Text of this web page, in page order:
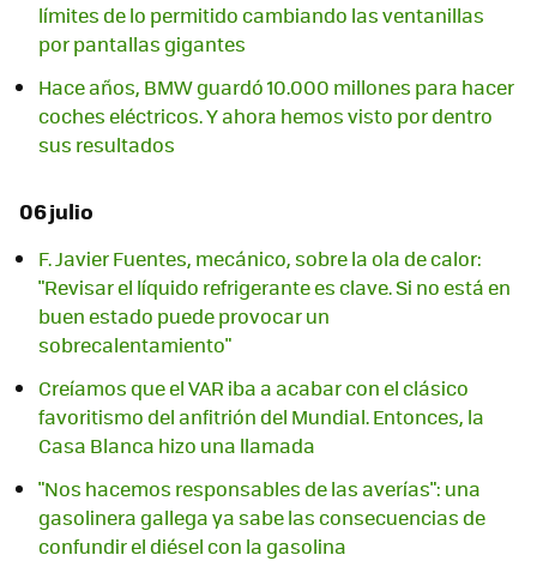
límites de lo permitido cambiando las ventanillas
por pantallas gigantes
Hace años, BMW guardó 10.000 millones para hacer
coches eléctricos. Y ahora hemos visto por dentro
sus resultados
06 julio
F. Javier Fuentes, mecánico, sobre la ola de calor:
"Revisar el líquido refrigerante es clave. Si no está en
buen estado puede provocar un
sobrecalentamiento"
Creíamos que el VAR iba a acabar con el clásico
favoritismo del anfitrión del Mundial. Entonces, la
Casa Blanca hizo una llamada
"Nos hacemos responsables de las averías": una
gasolinera gallega ya sabe las consecuencias de
confundir el diésel con la gasolina